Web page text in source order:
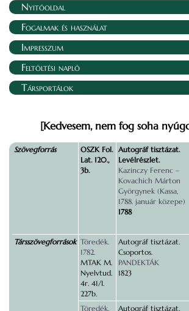
Nyitóoldal
Fogalmak és használat
Impresszum
Feltöltési napló
Társportálok
[Kedvesem, nem fog soha
Szövegforrás
OSZK Fol.
Lat. 120.,
3b.
Autográf tisztázat.
Levélrészlet.
Kazinczy Ferenc –
Kovachich Márton
Györgynek (Kassa,
1788. január közepe)
1788
Társszövegforrások Töredék.
1782.
MTAK M.
Nyelvtud.
4r. 41/I.
227b.
Autográf tisztázat.
Csoportos.
PANDEKTÁK
1823
Töredék. Autográf tisztázat.